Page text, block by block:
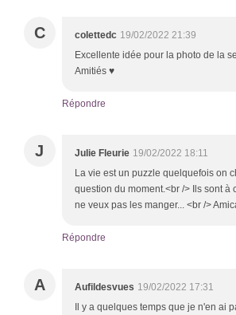
C colettedc 19/02/2022 21:39
Excellente idée pour la photo de la
Amitiés ♥
Répondre
J Julie Fleurie 19/02/2022 18:11
La vie est un puzzle quelquefois on
question du moment.<br /> Ils sont
ne veux pas les manger... <br />
Répondre
A Aufildesvues 19/02/2022 17:31
Il y a quelques temps que je n'en ai